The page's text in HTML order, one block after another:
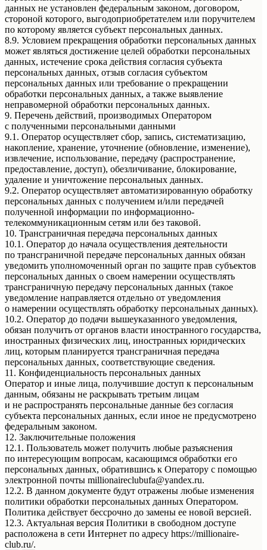
данных не установлен федеральным законом, договором,
стороной которого, выгодоприобретателем или поручителем
по которому является субъект персональных данных.
8.9. Условием прекращения обработки персональных данных
может являться достижение целей обработки персональных
данных, истечение срока действия согласия субъекта
персональных данных, отзыв согласия субъектом
персональных данных или требование о прекращении
обработки персональных данных, а также выявление
неправомерной обработки персональных данных.
9. Перечень действий, производимых Оператором
с полученными персональными данными
9.1. Оператор осуществляет сбор, запись, систематизацию,
накопление, хранение, уточнение (обновление, изменение),
извлечение, использование, передачу (распространение,
предоставление, доступ), обезличивание, блокирование,
удаление и уничтожение персональных данных.
9.2. Оператор осуществляет автоматизированную обработку
персональных данных с получением и/или передачей
полученной информации по информационно-
телекоммуникационным сетям или без таковой.
10. Трансграничная передача персональных данных
10.1. Оператор до начала осуществления деятельности
по трансграничной передаче персональных данных обязан
уведомить уполномоченный орган по защите прав субъектов
персональных данных о своем намерении осуществлять
трансграничную передачу персональных данных (такое
уведомление направляется отдельно от уведомления
о намерении осуществлять обработку персональных данных).
10.2. Оператор до подачи вышеуказанного уведомления,
обязан получить от органов власти иностранного государства,
иностранных физических лиц, иностранных юридических
лиц, которым планируется трансграничная передача
персональных данных, соответствующие сведения.
11. Конфиденциальность персональных данных
Оператор и иные лица, получившие доступ к персональным
данным, обязаны не раскрывать третьим лицам
и не распространять персональные данные без согласия
субъекта персональных данных, если иное не предусмотрено
федеральным законом.
12. Заключительные положения
12.1. Пользователь может получить любые разъяснения
по интересующим вопросам, касающимся обработки его
персональных данных, обратившись к Оператору с помощью
электронной почты millionaireclubufa@yandex.ru.
12.2. В данном документе будут отражены любые изменения
политики обработки персональных данных Оператором.
Политика действует бессрочно до замены ее новой версией.
12.3. Актуальная версия Политики в свободном доступе
расположена в сети Интернет по адресу https://millionaire-
club.ru/.